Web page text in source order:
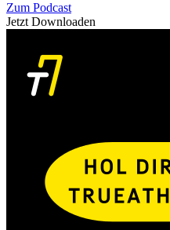
Zum Podcast
Jetzt Downloaden